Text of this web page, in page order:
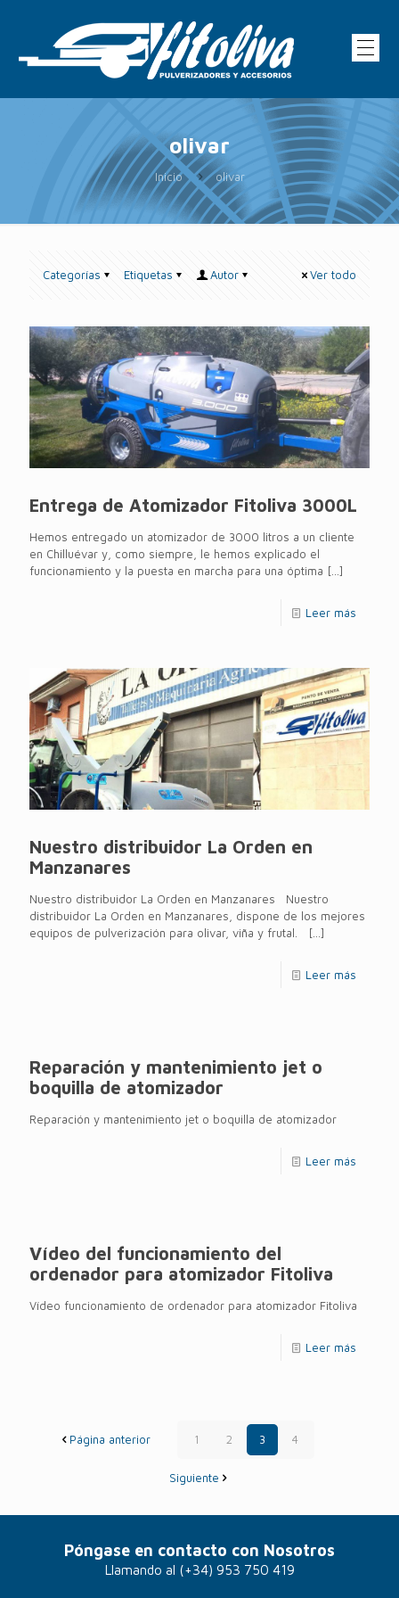
olivar
Inicio olivar
Categorías Etiquetas Autor Ver todo
Entrega de Atomizador Fitoliva 3000L
Hemos entregado un atomizador de 3000 litros a un cliente
en Chilluévar y, como siempre, le hemos explicado el
funcionamiento y la puesta en marcha para una óptima […]
Leer más
Nuestro distribuidor La Orden en
Manzanares
Nuestro distribuidor La Orden en Manzanares Nuestro
distribuidor La Orden en Manzanares, dispone de los mejores
equipos de pulverización para olivar, viña y frutal.
[…]
Leer más
Reparación y mantenimiento jet o
boquilla de atomizador
Reparación y mantenimiento jet o boquilla de atomizador
Leer más
Vídeo del funcionamiento del
ordenador para atomizador Fitoliva
Vídeo funcionamiento de ordenador para atomizador Fitoliva
Leer más
Página anterior 1 2 3 4
Siguiente
Póngase en contacto con Nosotros
Llamando al (+34) 953 750 419